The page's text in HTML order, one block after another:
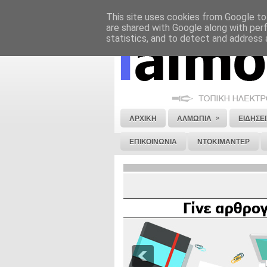
ΝΟΜΙΚΗ ΣΗΜΕΙΩΣΗ ΔΙΑΦΗΜΙΣΗ
ΑΡΧΙΚΗ ΑΛΜΩΠΙΑ »
ΕΠΙΚΟΙΝΩΝΙΑ ΝΤΟΚΙΜΑΝΤΕΡ
This site uses cookies from Google
are shared with Google along with
statistics, and to detect and address